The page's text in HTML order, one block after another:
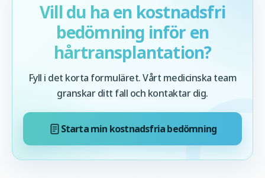
Vill du ha en kostnadsfri
bedömning inför en
hårtransplantation?
Fyll i det korta formuläret. Vårt medicinska team
granskar ditt fall och kontaktar dig.
Starta min kostnadsfria bedömning